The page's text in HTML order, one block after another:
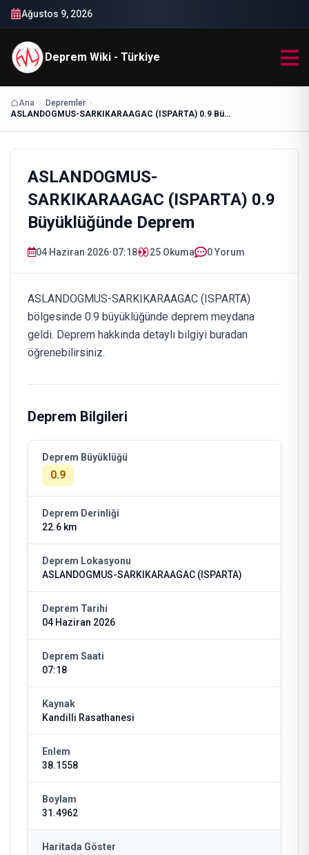
Ağustos 9, 2026
Deprem Wiki - Türkiye
Ana
Depremler
ASLANDOGMUS-SARKIKARAAGAC (ISPARTA) 0.9 Büyüklüğünde Deprem
ASLANDOGMUS-
SARKIKARAAGAC (ISPARTA) 0.9
Büyüklüğünde Deprem
04 Haziran 2026•07:18 25 Okuma 0 Yorum
ASLANDOGMUS-SARKIKARAAGAC (ISPARTA)
bölgesinde 0.9 büyüklüğünde deprem meydana
geldi. Deprem hakkında detaylı bilgiyi buradan
öğrenebilirsiniz.
Deprem Bilgileri
Deprem Büyüklüğü
0.9
Deprem Derinliği
22.6 km
Deprem Lokasyonu
ASLANDOGMUS-SARKIKARAAGAC (ISPARTA)
Deprem Tarihi
04 Haziran 2026
Deprem Saati
07:18
Kaynak
Kandilli Rasathanesi
Enlem
38.1558
Boylam
31.4962
Haritada Göster